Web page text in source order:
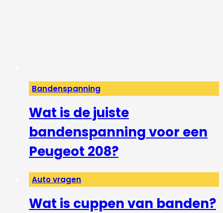
Bandenspanning
Wat is de juiste
bandenspanning voor een
Peugeot 208?
Auto vragen
Wat is cuppen van banden?